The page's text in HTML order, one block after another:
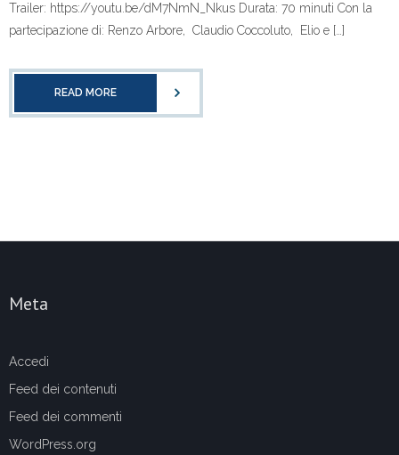
Trailer: https://youtu.be/dM7NmN_Nkus Durata: 70 minuti Con la
partecipazione di: Renzo Arbore, Claudio Coccoluto, Elio e […]
READ MORE
Meta
Accedi
Feed dei contenuti
Feed dei commenti
WordPress.org